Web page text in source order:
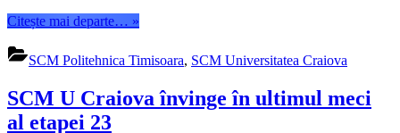
Citește mai departe… “„Leii
Banat”
se
cu
»
SCM Politehnica Timisoara, SCM Universitatea Craiova
SCM U Craiova învinge în ultimul meci
al etapei 23